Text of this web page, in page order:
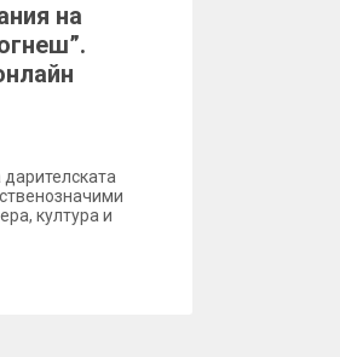
на
култура и